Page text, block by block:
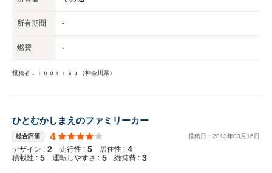
所有期間 -
燃費 -
投稿者：ｉｎｏｒｉｓｕ（神奈川県）
ひとむかしまえのファミリーカー
総合評価 4 投稿日： 2013年03 月 16日
デザイン : 2 走行性 : 5 居住性 : 4
積載性 : 5 運転しやすさ : 5 維持費 : 3